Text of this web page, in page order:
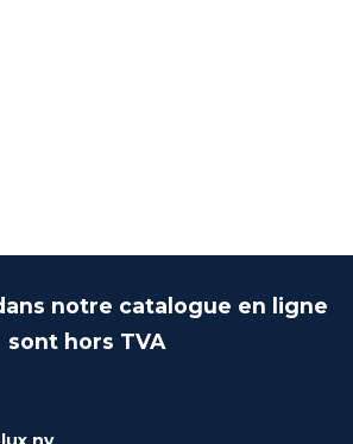
notre catalogue en ligne
sont hors TVA